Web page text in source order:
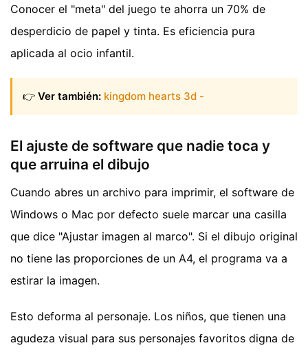
Conocer el "meta" del juego te ahorra un 70% de
desperdicio de papel y tinta. Es eficiencia pura
aplicada al ocio infantil.
👉 Ver también: kingdom hearts 3d -
El ajuste de software que nadie toca y
que arruina el dibujo
Cuando abres un archivo para imprimir, el software de
Windows o Mac por defecto suele marcar una casilla
que dice "Ajustar imagen al marco". Si el dibujo original
no tiene las proporciones de un A4, el programa va a
estirar la imagen.
Esto deforma al personaje. Los niños, que tienen una
agudeza visual para sus personajes favoritos digna de